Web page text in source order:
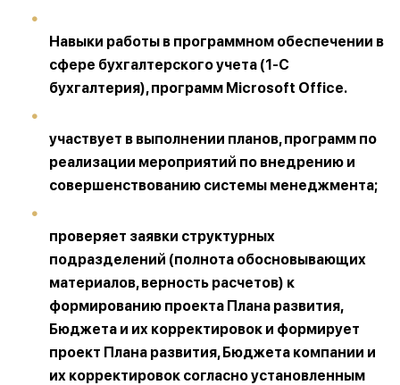
Навыки работы в программном обеспечении в
сфере бухгалтерского учета (1-С
бухгалтерия), программ Microsoft Office.
участвует в выполнении планов, программ по
реализации мероприятий по внедрению и
совершенствованию системы менеджмента;
проверяет заявки структурных
подразделений (полнота обосновывающих
материалов, верность расчетов) к
формированию проекта Плана развития,
Бюджета и их корректировок и формирует
проект Плана развития, Бюджета компании и
их корректировок согласно установленным